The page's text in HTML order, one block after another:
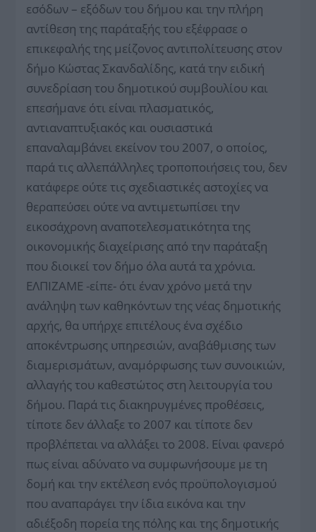
εσόδων – εξόδων του δήμου και την πλήρη
αντίθεση της παράταξής του εξέφρασε ο
επικεφαλής της μείζονος αντιπολίτευσης στον
δήμο Κώστας Σκανδαλίδης, κατά την ειδική
συνεδρίαση του δημοτικού συμβουλίου και
επεσήμανε ότι είναι πλασματικός,
αντιαναπτυξιακός και ουσιαστικά
επαναλαμβάνει εκείνον του 2007, ο οποίος,
παρά τις αλλεπάλληλες τροποποιήσεις του, δεν
κατάφερε ούτε τις σχεδιαστικές αστοχίες να
θεραπεύσει ούτε να αντιμετωπίσει την
εικοσάχρονη αναποτελεσματικότητα της
οικονομικής διαχείρισης από την παράταξη
που διοικεί τον δήμο όλα αυτά τα χρόνια.
ΕΛΠΙΖΑΜΕ -είπε- ότι έναν χρόνο μετά την
ανάληψη των καθηκόντων της νέας δημοτικής
αρχής, θα υπήρχε επιτέλους ένα σχέδιο
αποκέντρωσης υπηρεσιών, αναβάθμισης των
διαμερισμάτων, αναμόρφωσης των συνοικιών,
αλλαγής του καθεστώτος στη λειτουργία του
δήμου. Παρά τις διακηρυγμένες προθέσεις,
τίποτε δεν άλλαξε το 2007 και τίποτε δεν
προβλέπεται να αλλάξει το 2008. Είναι φανερό
πως είναι αδύνατο να συμφωνήσουμε με τη
δομή και την εκτέλεση ενός προϋπολογισμού
που αναπαράγει την ίδια εικόνα και την
αδιέξοδη πορεία της πόλης και της δημοτικής